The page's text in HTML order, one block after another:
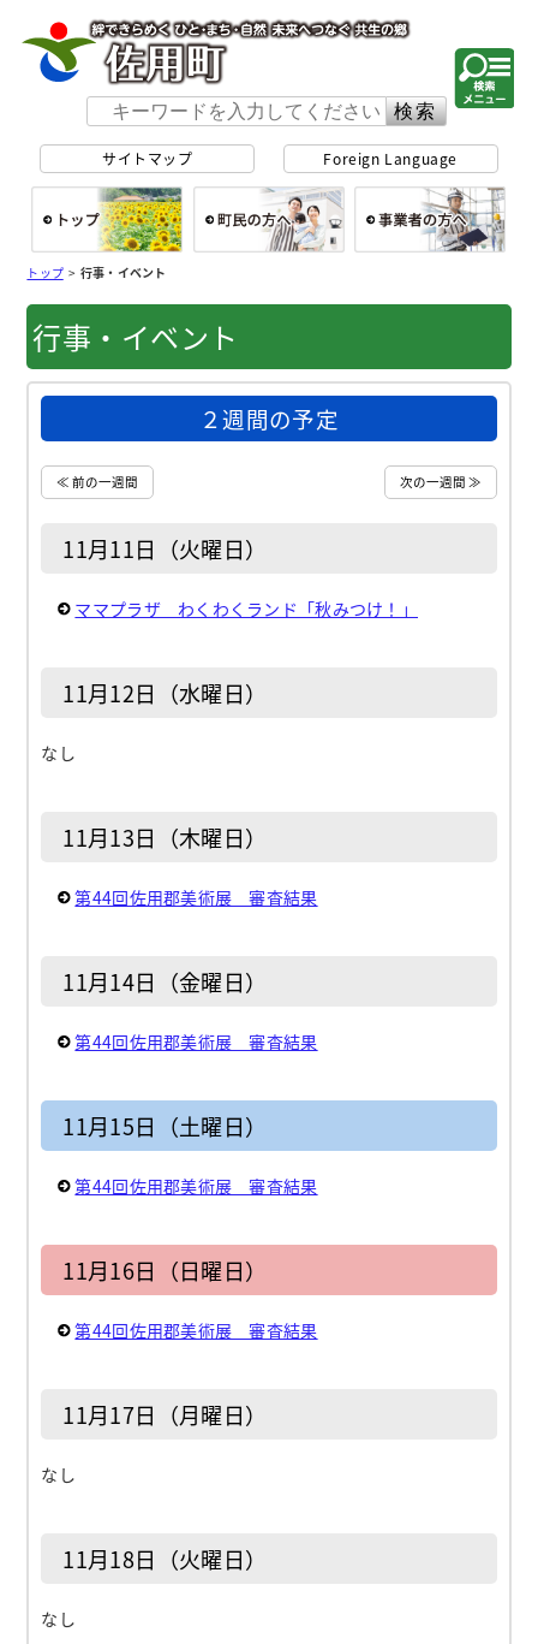
サイトマップ Foreign Language
トップ>行事・イベント
行事・イベント
２週間の予定
≪ 前の一週間 次の一週間 ≫
11月11日（火曜日）
ママプラザ わくわくランド「秋みつけ！」
11月12日（水曜日）
なし
11月13日（木曜日）
第44回佐用郡美術展 審査結果
11月14日（金曜日）
第44回佐用郡美術展 審査結果
11月15日（土曜日）
第44回佐用郡美術展 審査結果
11月16日（日曜日）
第44回佐用郡美術展 審査結果
11月17日（月曜日）
なし
11月18日（火曜日）
なし